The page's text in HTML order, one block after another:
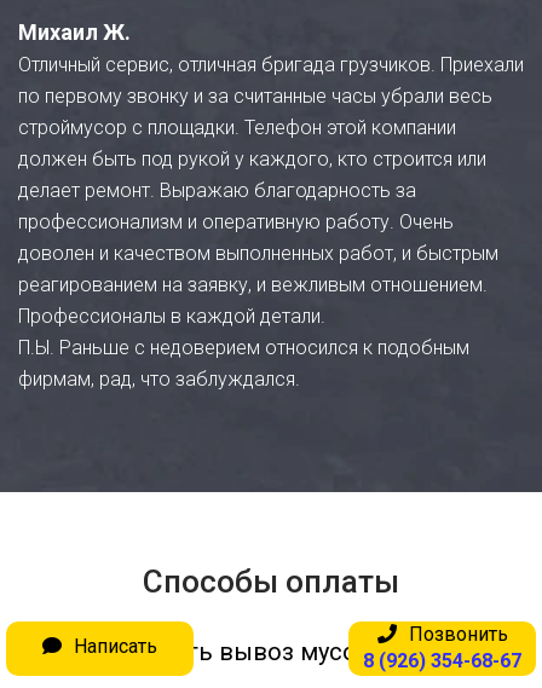
Михаил Ж.
Отличный сервис, отличная бригада грузчиков. Приехали
по первому звонку и за считанные часы убрали весь
строймусор с площадки. Телефон этой компании
должен быть под рукой у каждого, кто строится или
делает ремонт. Выражаю благодарность за
профессионализм и оперативную работу. Очень
доволен и качеством выполненных работ, и быстрым
реагированием на заявку, и вежливым отношением.
Профессионалы в каждой детали.
П.Ы. Раньше с недоверием относился к подобным
фирмам, рад, что заблуждался.
Способы оплаты
Оплатить вывоз мусора вы можете:
Позвонить
8 (926) 354-68-67
Написать